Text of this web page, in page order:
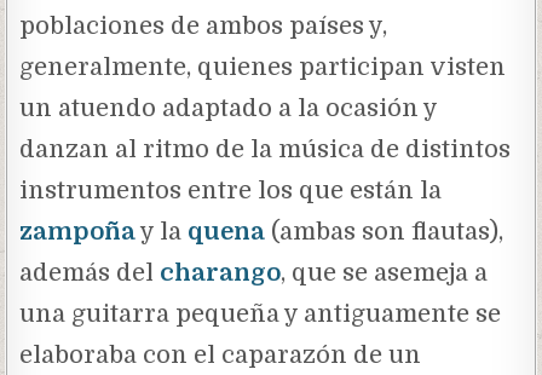
poblaciones de ambos países y,
generalmente, quienes participan visten
un atuendo adaptado a la ocasión y
danzan al ritmo de la música de distintos
instrumentos entre los que están la
zampoñay la quena (ambas son flautas),
además del charango, que se asemeja a
una guitarra pequeña y antiguamente se
elaboraba con el caparazón de un